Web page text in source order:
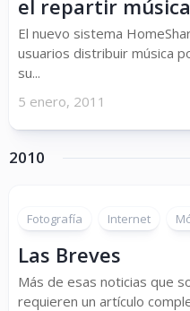
el repartir
El nuevo sistema
usuarios distribuir música
su...
5 enero, 2011
2010
Fotografía Internet
Las Breves
Más de esas noticias que
requieren un artículo